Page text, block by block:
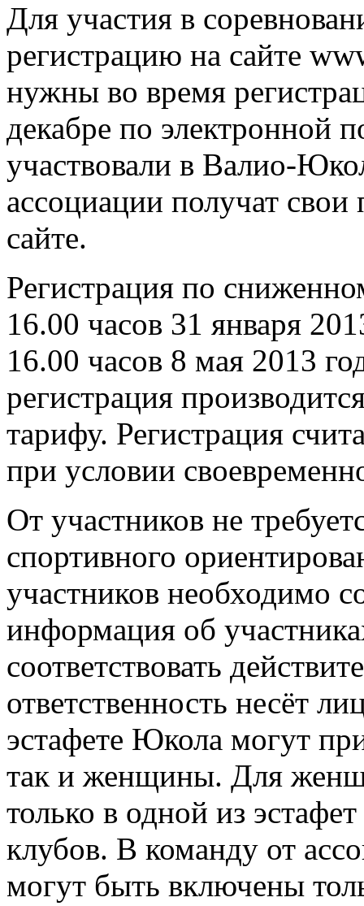
Для участия в
регистрацию на сайте
нужны во время
декабре по электронной
участвовали в Валио-
ассоциации получат
сайте.
Регистрация по
16.00 часов 31 января
16.00 часов 8 мая 2013
регистрация
тарифу. Регистрация
при условии
От участников не
спортивного
участников необходимо
информация об
соответствовать
ответственность несёт
эстафете Юкола могут
так и женщины. Для
только в одной из
клубов. В команду от
могут быть включены